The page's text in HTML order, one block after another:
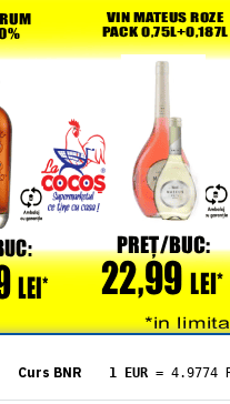
Curs BNR 1 EUR = 4.9774